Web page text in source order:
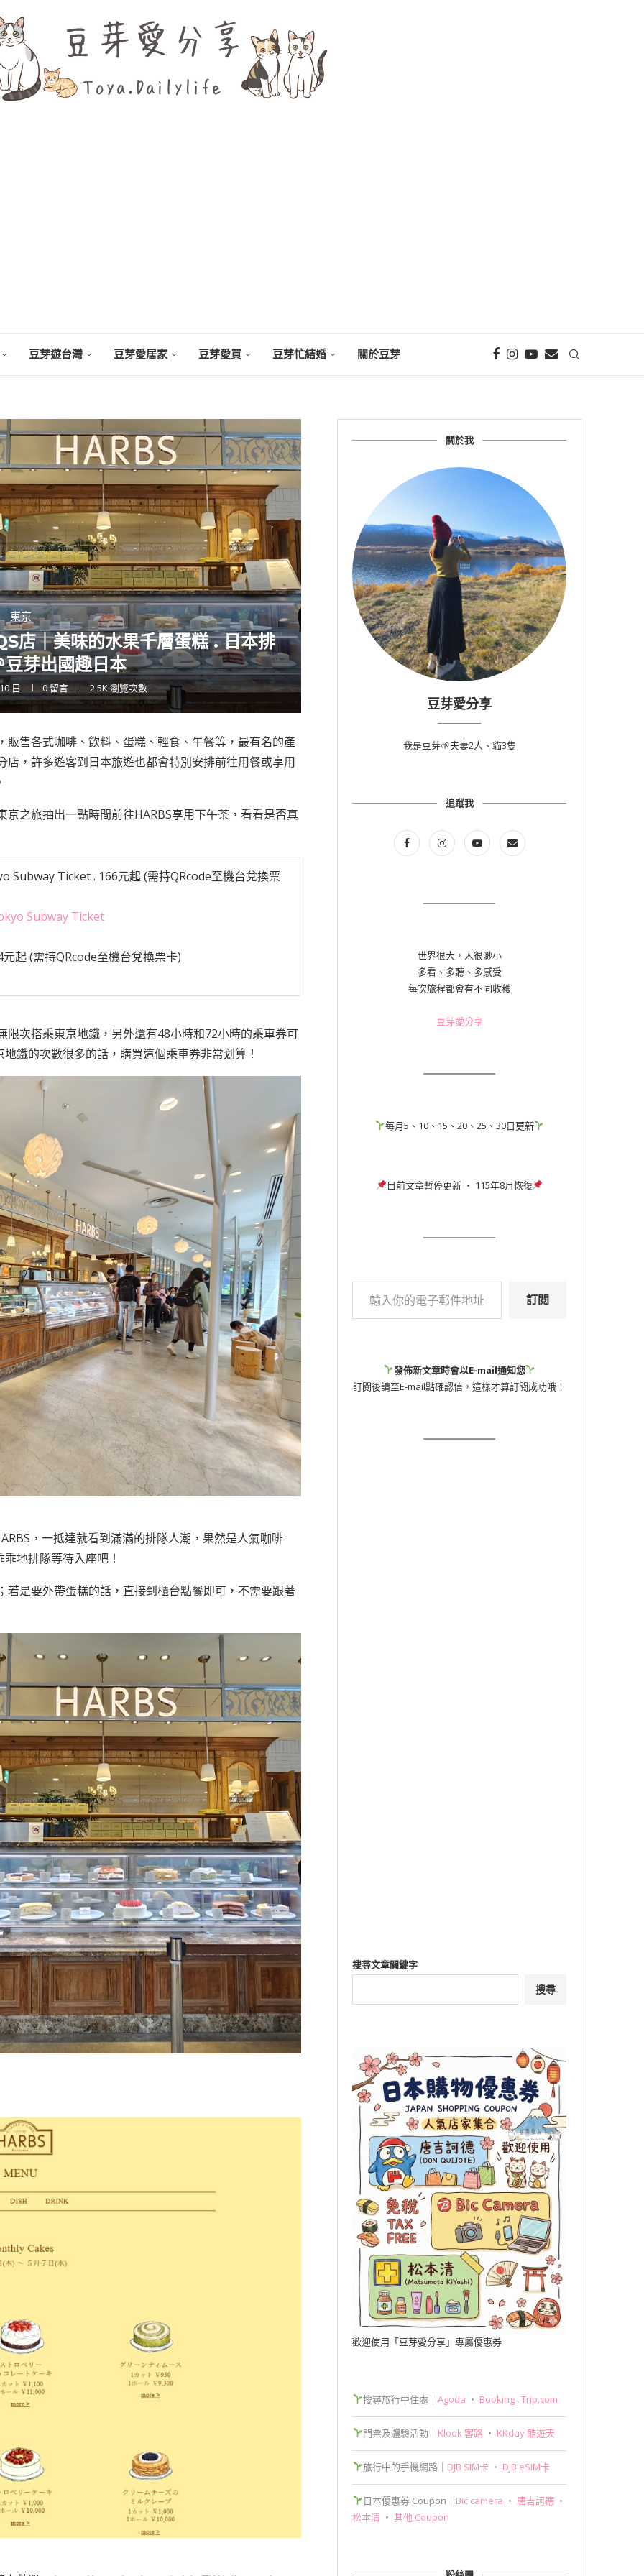
豆芽遊台灣 豆芽愛居家 豆芽愛買 豆芽忙結婚 關於豆芽
東京
店｜美味的水果千層蛋糕 . 日本排
豆芽出國趣日本
日 0 留言 2.5K瀏覽次數
售各式咖啡、飲料、蛋糕、輕食、午餐等，最有名的產
，許多遊客到日本旅遊也都會特別安排前往用餐或享用
之旅抽出一點時間前往HARBS享用下午茶，看看是否真
Subway Ticket. 166元起 (需持QRcode至機台兌換票
Subway Ticket
起 (需持QRcode至機台兌換票卡)
次搭乘東京地鐵，另外還有48小時和72小時的乘車券可
鐵的次數很多的話，購買這個乘車券非常划算！
，一抵達就看到滿滿的排隊人潮，果然是人氣咖啡
地排隊等待入座吧！
是要外帶蛋糕的話，直接到櫃台點餐即可，不需要跟著
關於我
豆芽愛分享
我是豆芽🌱夫妻2人、貓3隻
追蹤我
世界很大，人很渺小
多看、多聽、多感受
每次旅程都會有不同收穫
豆芽愛分享
每月5、10、15、20、25、30日更新
目前文章暫停更新 ‧ 115年8月恢復
訂閱
發佈新文章時會以E-mail通知您
訂閱後請至E-mail點確認信，這樣才算訂閱成功哦！
搜尋文章關鍵字
搜尋
歡迎使用「豆芽愛分享」專屬優惠券
搜尋旅行中住處｜ Agoda ‧ Booking. Trip.com
門票及體驗活動｜ Klook 客路‧ KKday 酷遊天
旅行中的手機網路｜ DJB SIM卡‧ DJB eSIM卡
日本優惠券 Coupon｜ Bic camera ‧ 唐吉訶德‧
松本清 ‧ 其他 Coupon